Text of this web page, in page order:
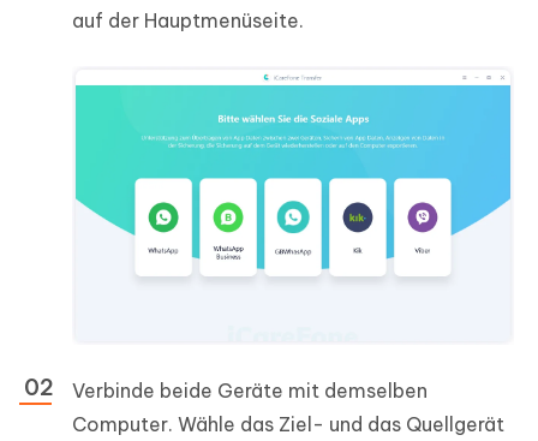
auf der Hauptmenüseite.
Verbinde beide Geräte mit demselben
Computer. Wähle das Ziel- und das Quellgerät